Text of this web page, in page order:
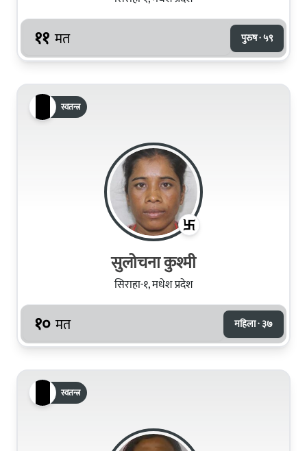
११ मत पुरुष · ५९
स्वतन्त्र
सुलोचना कुश्मी
सिराहा-१, मधेश प्रदेश
१० मत महिला · ३७
स्वतन्त्र